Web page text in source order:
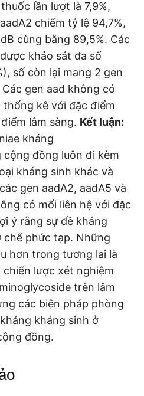
lần lượt là 7,9%,
chiếm tỷ lệ 94,7%,
cùng bằng 89,5%. Các
khảo sát đa số
số còn lại mang 2 gen
gen aad không có
kê với đặc điểm
lâm sàng. Kết luận:
kháng
đồng luôn đi kèm
kháng sinh khác và
gen aadA2, aadA5 và
có mối liên hệ với đặc
ý rằng sự đề kháng
chế phức tạp. Những
hơn trong tương lai là
lược xét nghiệm
trên lâm
các biện pháp phòng
kháng sinh ở
đồng.